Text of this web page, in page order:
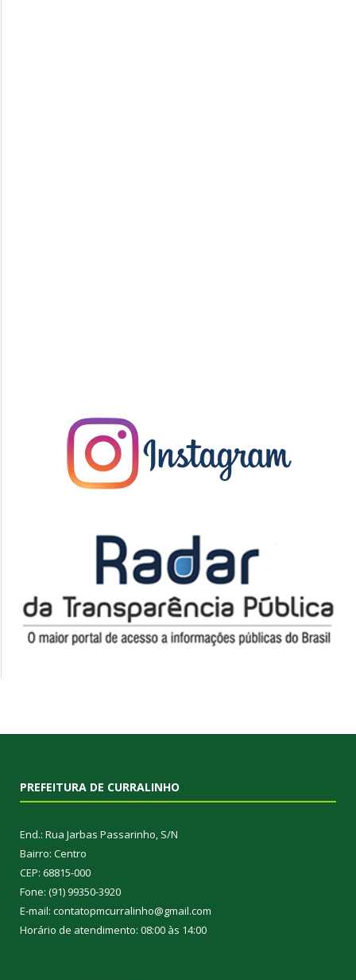
PREFEITURA DE CURRALINHO
End.: Rua Jarbas Passarinho, S/N
Bairro: Centro
CEP: 68815-000
Fone: (91) 99350-3920
E-mail: contatopmcurralinho@gmail.com
Horário de atendimento: 08:00 às 14:00